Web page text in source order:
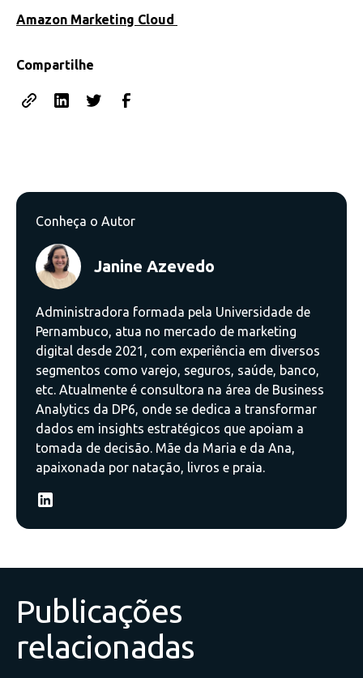
Amazon Marketing Cloud
Compartilhe
Conheça o Autor
Janine Azevedo
Administradora formada pela Universidade de
Pernambuco, atua no mercado de marketing
digital desde 2021, com experiência em diversos
segmentos como varejo, seguros, saúde, banco,
etc. Atualmente é consultora na área de Business
Analytics da DP6, onde se dedica a transformar
dados em insights estratégicos que apoiam a
tomada de decisão. Mãe da Maria e da Ana,
apaixonada por natação, livros e praia.
Publicações
relacionadas